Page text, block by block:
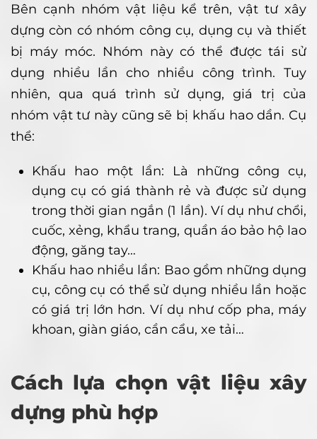
Bên cạnh nhóm vật liệu kể trên, vật tư xây
dựng còn có nhóm công cụ, dụng cụ và thiết
bị máy móc. Nhóm này có thể được tái sử
dụng nhiều lần cho nhiều công trình. Tuy
nhiên, qua quá trình sử dụng, giá trị của
nhóm vật tư này cũng sẽ bị khấu hao dần. Cụ
thể:
Khấu hao một lần: Là những công cụ,
dụng cụ có giá thành rẻ và được sử dụng
trong thời gian ngắn (1 lần). Ví dụ như chổi,
cuốc, xẻng, khẩu trang, quần áo bảo hộ lao
động, găng tay…
Khấu hao nhiều lần: Bao gồm những dụng
cụ, công cụ có thể sử dụng nhiều lần hoặc
có giá trị lớn hơn. Ví dụ như cốp pha, máy
khoan, giàn giáo, cần cẩu, xe tải…
Cách lựa chọn vật liệu xây
dựng phù hợp